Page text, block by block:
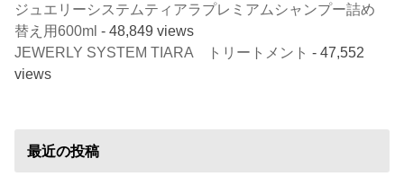
ジュエリーシステムティアラプレミアムシャンプー詰め
替え用600ml - 48,849 views
JEWERLY SYSTEM TIARA トリートメント - 47,552
views
最近の投稿